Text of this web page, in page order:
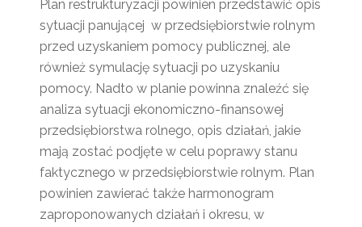
Plan restrukturyzacji powinien przedstawić opis
sytuacji panującej w przedsiębiorstwie rolnym
przed uzyskaniem pomocy publicznej, ale
również symulację sytuacji po uzyskaniu
pomocy. Nadto w planie powinna znaleźć się
analiza sytuacji ekonomiczno-finansowej
przedsiębiorstwa rolnego, opis działań, jakie
mają zostać podjęte w celu poprawy stanu
faktycznego w przedsiębiorstwie rolnym. Plan
powinien zawierać także harmonogram
zaproponowanych działań i okresu, w